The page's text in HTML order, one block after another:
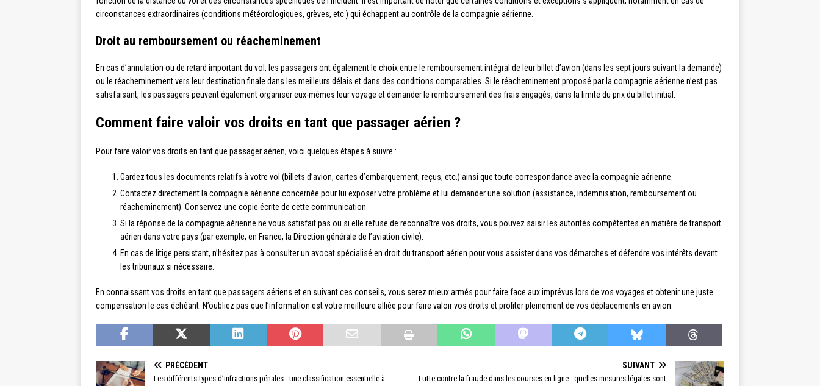
circonstances extraordinaires (conditions météorologiques, grèves, etc.) qui échappent au contrôle de la compagnie aérienne.
Droit au remboursement ou réacheminement
En cas d’annulation ou de retard important du vol, les passagers ont également le choix entre le remboursement intégral de leur billet d’avion (dans les sept jours suivant la demande)
ou le réacheminement vers leur destination finale dans les meilleurs délais et dans des conditions comparables. Si le réacheminement proposé par la compagnie aérienne n’est pas
satisfaisant, les passagers peuvent également organiser eux-mêmes leur voyage et demander le remboursement des frais engagés, dans la limite du prix du billet initial.
Comment faire valoir vos droits en tant que passager aérien ?
Pour faire valoir vos droits en tant que passager aérien, voici quelques étapes à suivre :
Gardez tous les documents relatifs à votre vol (billets d’avion, cartes d’embarquement, reçus, etc.) ainsi que toute correspondance avec la compagnie aérienne.
Contactez directement la compagnie aérienne concernée pour lui exposer votre problème et lui demander une solution (assistance, indemnisation, remboursement ou
réacheminement). Conservez une copie écrite de cette communication.
Si la réponse de la compagnie aérienne ne vous satisfait pas ou si elle refuse de reconnaître vos droits, vous pouvez saisir les autorités compétentes en matière de transport
aérien dans votre pays (par exemple, en France, la Direction générale de l’aviation civile).
En cas de litige persistant, n’hésitez pas à consulter un avocat spécialisé en droit du transport aérien pour vous assister dans vos démarches et défendre vos intérêts devant
les tribunaux si nécessaire.
En connaissant vos droits en tant que passagers aériens et en suivant ces conseils, vous serez mieux armés pour faire face aux imprévus lors de vos voyages et obtenir une juste
compensation le cas échéant. N’oubliez pas que l’information est votre meilleure alliée pour faire valoir vos droits et profiter pleinement de vos déplacements en avion.
PRÉCÉDENT
Les différents types d’infractions pénales : une classification essentielle à
SUIVANT
Lutte contre la fraude dans les courses en ligne : quelles mesures légales sont